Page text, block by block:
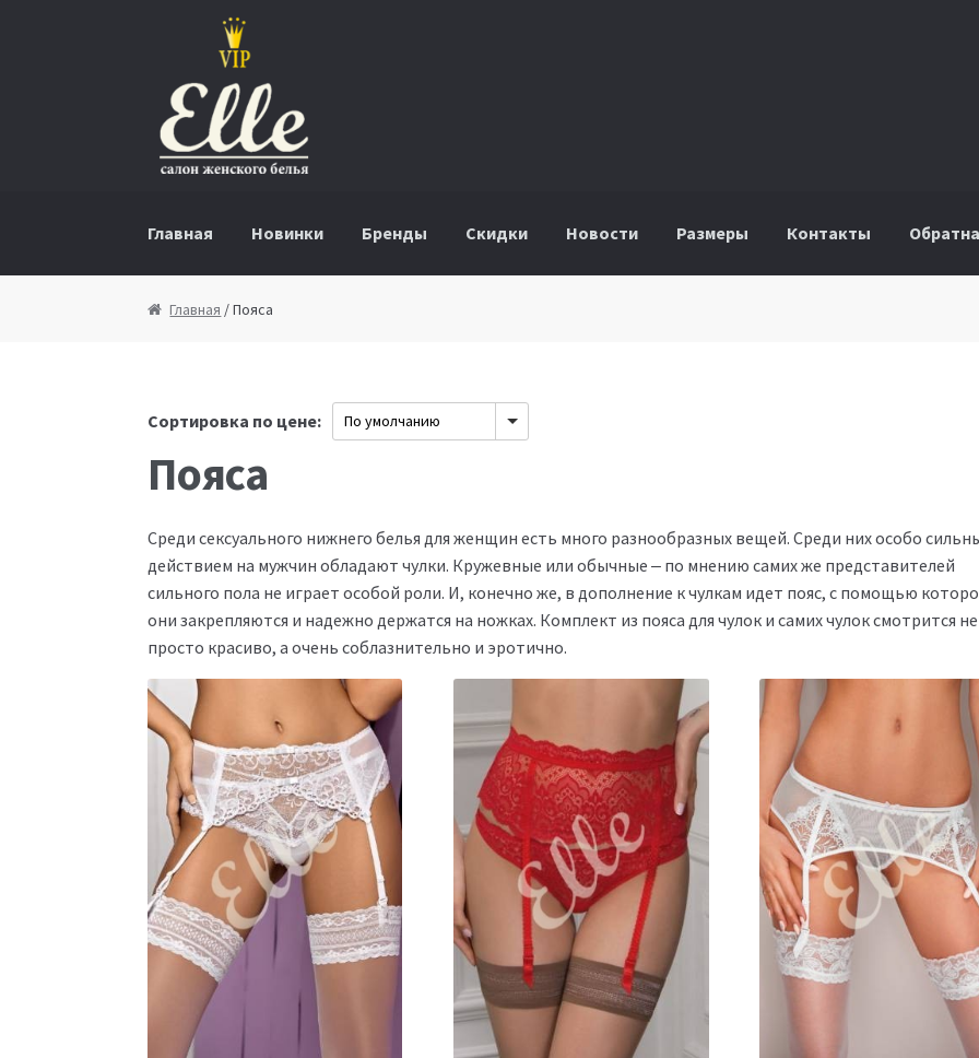
Перейти к навигации
Перейти к содержимому
Главная Новинки Бренды Скидки Новости Размеры Контакты
Главная / Пояса
Сортировка по цене:
Пояса
Среди сексуального нижнего белья для женщин есть много разнообразных вещей. Среди них особо
действием на мужчин обладают чулки. Кружевные или обычные ‒ по мнению самих же представителей
сильного пола не играет особой роли. И, конечно же, в дополнение к чулкам идет пояс, с помощью
они закрепляются и надежно держатся на ножках. Комплект из пояса для чулок и самих чулок смотрится не
просто красиво, а очень соблазнительно и эротично.